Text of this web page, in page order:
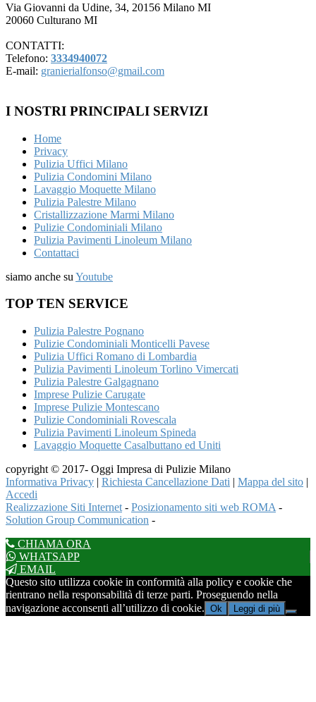
Via Giovanni da Udine, 34, 20156 Milano MI
20060 Culturano MI
CONTATTI:
Telefono: 3334940072
E-mail: granierialfonso@gmail.com
I NOSTRI PRINCIPALI SERVIZI
Home
Privacy
Pulizia Uffici Milano
Pulizia Condomini Milano
Lavaggio Moquette Milano
Pulizia Palestre Milano
Cristallizzazione Marmi Milano
Pulizie Condominiali Milano
Pulizia Pavimenti Linoleum Milano
Contattaci
siamo anche su Youtube
TOP TEN SERVICE
Pulizia Palestre Pognano
Pulizie Condominiali Monticelli Pavese
Pulizia Uffici Romano di Lombardia
Pulizia Pavimenti Linoleum Torlino Vimercati
Pulizia Palestre Galgagnano
Imprese Pulizie Carugate
Imprese Pulizie Montescano
Pulizie Condominiali Rovescala
Pulizia Pavimenti Linoleum Spineda
Lavaggio Moquette Casalbuttano ed Uniti
copyright © 2017- Oggi Impresa di Pulizie Milano
Informativa Privacy | Richiesta Cancellazione Dati | Mappa del sito |
Accedi
Realizzazione Siti Internet - Posizionamento siti web ROMA -
Solution Group Communication -
CHIAMA ORA
WHATSAPP
EMAIL
Questo sito utilizza cookie in conformità alla policy e cookie che
rientrano nella responsabilità di terze parti. Proseguendo nella
navigazione acconsenti all’utilizzo di cookie. Ok Leggi di più